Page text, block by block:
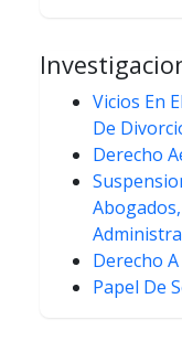
Vicios En
De
Derecho
Derecho
Papel De